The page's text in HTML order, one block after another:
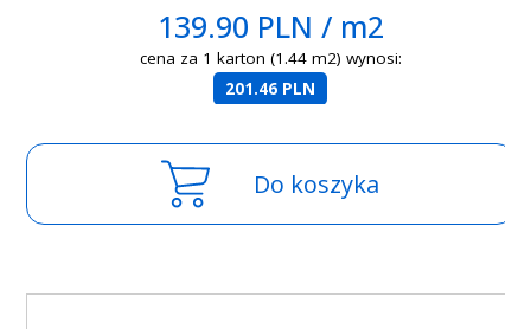
139.90 PLN / m2
cena za 1 karton (1.44 m2) wynosi:
201.46 PLN
Do koszyka